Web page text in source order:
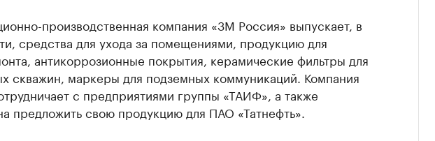
производственная компания «3М Россия» выпускает, в
средства для ухода за помещениями, продукцию для
антикоррозионные покрытия, керамические фильтры для
скважин, маркеры для подземных коммуникаций. Компания
с предприятиями группы «ТАИФ», а также
предложить свою продукцию для ПАО «Татнефть».